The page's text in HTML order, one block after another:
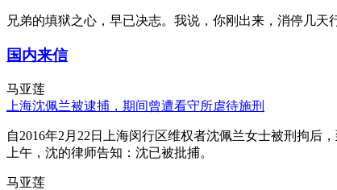
兄弟的填狱之心，早已决志。我说，你刚出来，消停几
国内来信
马亚莲
上海沈佩兰被逮捕，期间曾遭看守所虐待施刑
自2016年2月22日上海闵行区维权者沈佩兰女士被刑拘后
上午，沈的律师告知：沈已被批捕。
马亚莲